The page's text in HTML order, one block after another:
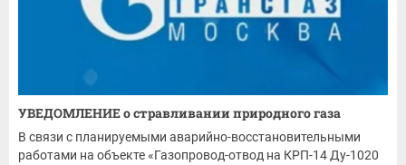
УВЕДОМЛЕНИЕ о стравливании природного газа
В связи с планируемыми аварийно-восстановительными
работами на объекте «Газопровод-отвод на КРП-14 Ду-1020